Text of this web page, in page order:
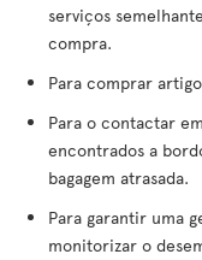
serviços
compra.
Para comprar
Para o contactar
encontrados a
bagagem atrasada.
Para garantir uma
monitorizar o